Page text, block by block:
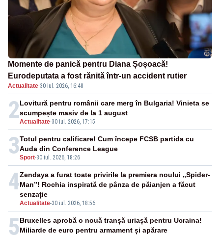
Momente de panică pentru Diana Șoșoacă!
Eurodeputata a fost rănită într-un accident rutier
Actualitate·30 iul. 2026, 16:48
2Actualitate-30 iul. 2026, 17:15
Lovitură pentru românii care merg în Bulgaria! Vinieta se
scumpește masiv de la 1 august
3Sport-30 iul. 2026, 18:26
Totul pentru calificare! Cum începe FCSB partida cu
Auda din Conference League
4
Actualitate-30 iul. 2026, 18:56
Zendaya a furat toate privirile la premiera noului „Spider-
Man”! Rochia inspirată de pânza de păianjen a făcut
senzație
5Bruxelles aprobă o nouă tranșă uriașă pentru Ucraina!
Miliarde de euro pentru armament și apărare